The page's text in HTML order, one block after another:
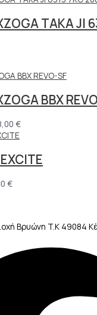
TAKA JI
BBX
€
€
Βρυώνη T.K 49084